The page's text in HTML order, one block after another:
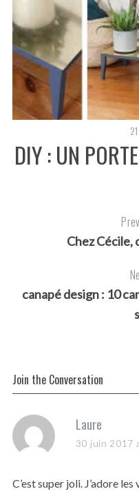
DIY : UN
Chez Cécile,
canapé design : 10
Join the Conversation
s
a
s
Laure
30 juin 2017
C’est super joli. J’adore
c
f
o